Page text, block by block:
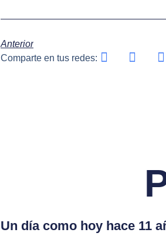
Anterior
Comparte en tus redes:
Un día como hoy hace 11